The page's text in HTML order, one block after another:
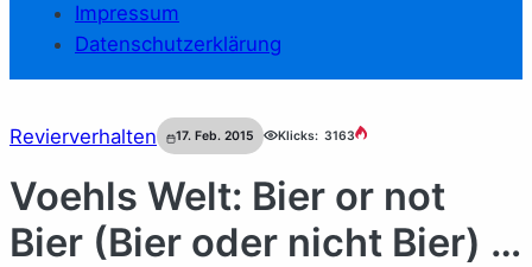
Impressum
Datenschutzerklärung
Revierverhalten 17. Feb. 2015 Klicks: 3163
Voehls Welt: Bier or not
Bier (Bier oder nicht Bier) …